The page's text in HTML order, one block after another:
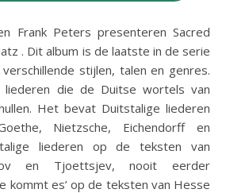
Frank Peters presenteren Sacred
. Dit album is de laatste in de serie
stijlen, talen en genres.
die de Duitse wortels van
Het bevat Duitstalige liederen
Nietzsche, Eichendorff en
liederen op de teksten van
en Tjoettsjev, nooit eerder
kommt es’ op de teksten van Hesse